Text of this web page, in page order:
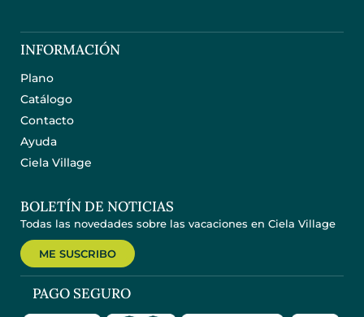
INFORMACIÓN
Plano
Catálogo
Contacto
Ayuda
Ciela Village
BOLETÍN DE NOTICIAS
Todas las novedades sobre las vacaciones en Ciela Village
ME SUSCRIBO
PAGO SEGURO